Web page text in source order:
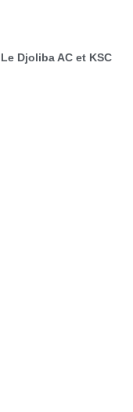
Djoliba AC et KSC